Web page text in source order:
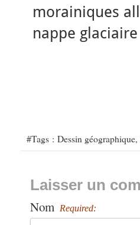
morainiques
nappe
#Tags : Dessin géographique,
Laisser un
Nom Required: